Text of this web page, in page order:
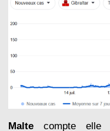
Malte compte elle